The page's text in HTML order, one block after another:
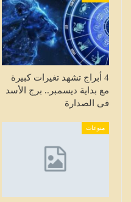
4 أبراج تشهد تغيرات كبيرة
مع بداية ديسمبر.. برج الأسد
فى الصدارة
منوعات